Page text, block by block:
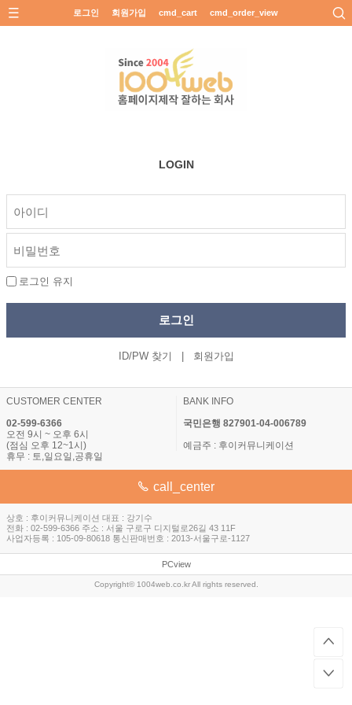
로그인 회원가입 cmd_cart cmd_order_view
LOGIN
로그인 유지
ID/PW 찾기 회원가입
CUSTOMER CENTER
02-599-6366
오전 9시 ~ 오후 6시
(점심 오후 12~1시)
휴무 : 토,일요일,공휴일
BANK INFO
국민은행 827901-04-006789
예금주 : 후이커뮤니케이션
call_center
상호 : 후이커뮤니케이션 대표 : 강기수
전화 : 02-599-6366 주소 : 서울 구로구 디지털로26길 43 11F
사업자등록 : 105-09-80618 통신판매번호 : 2013-서울구로-1127
PCview
Copyright© 1004web.co.kr All rights reserved.